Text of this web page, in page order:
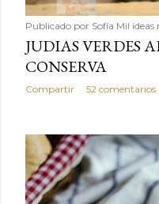
Publicado por Sofía Mil
JUDIAS VERDES
CONSERVA
Compartir 52 comentarios